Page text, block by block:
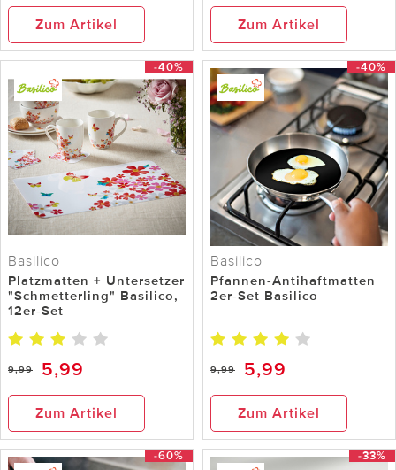
Zum Artikel Zum Artikel
-40%
Basilico
Platzmatten + Untersetzer
"Schmetterling" Basilico,
12er-Set
9,99 5,99
Zum Artikel
-40%
Basilico
Pfannen-Antihaftmatten
2er-Set Basilico
9,99 5,99
Zum Artikel
-60% -33%